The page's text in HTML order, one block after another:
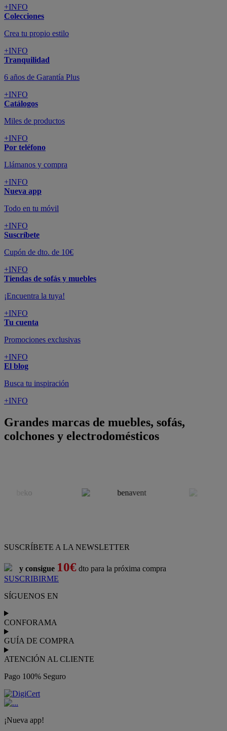
+INFO
Colecciones
Crea tu propio estilo
+INFO
Tranquilidad
6 años de Garantía Plus
+INFO
Catálogos
Miles de productos
+INFO
Por teléfono
Llámanos y compra
+INFO
Nueva app
Todo en tu móvil
+INFO
Suscríbete
Cupón de dto. de 10€
+INFO
Tiendas de sofás y muebles
¡Encuentra la tuya!
+INFO
Tu cuenta
Promociones exclusivas
+INFO
El blog
Busca tu inspiración
+INFO
Grandes marcas de muebles, sofás,
colchones y electrodomésticos
SUSCRÍBETE A LA NEWSLETTER
y consigue 10€ dto para la próxima compra
SUSCRIBIRME
SÍGUENOS EN
CONFORAMA
GUÍA DE COMPRA
ATENCIÓN AL CLIENTE
Pago 100% Seguro
¡Nueva app!